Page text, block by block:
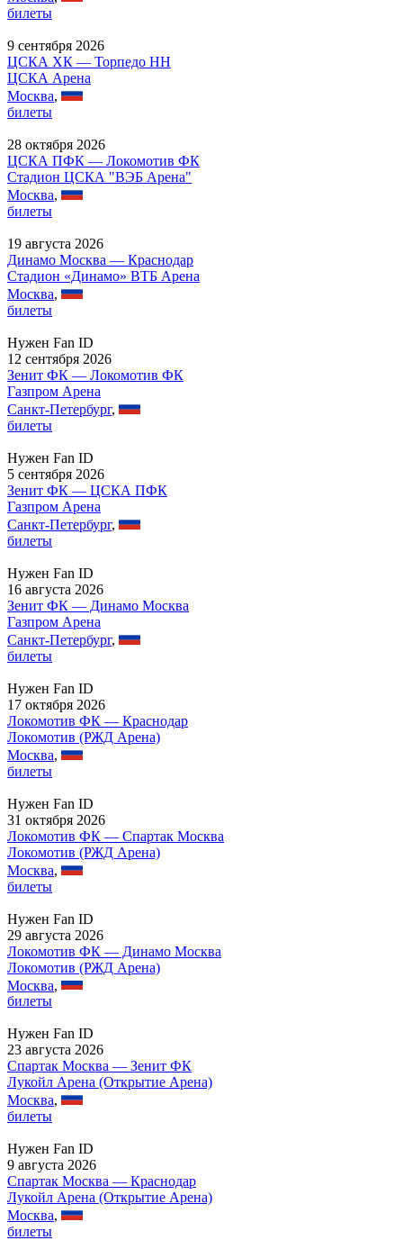
билеты
9 сентября 2026
ЦСКА ХК — Торпедо НН
ЦСКА Арена
Москва,
билеты
28 октября 2026
ЦСКА ПФК — Локомотив ФК
Стадион ЦСКА "ВЭБ Арена"
Москва,
билеты
19 августа 2026
Динамо Москва — Краснодар
Стадион «Динамо» ВТБ Арена
Москва,
билеты
Нужен Fan ID
12 сентября 2026
Зенит ФК — Локомотив ФК
Газпром Арена
Санкт-Петербург,
билеты
Нужен Fan ID
5 сентября 2026
Зенит ФК — ЦСКА ПФК
Газпром Арена
Санкт-Петербург,
билеты
Нужен Fan ID
16 августа 2026
Зенит ФК — Динамо Москва
Газпром Арена
Санкт-Петербург,
билеты
Нужен Fan ID
17 октября 2026
Локомотив ФК — Краснодар
Локомотив (РЖД Арена)
Москва,
билеты
Нужен Fan ID
31 октября 2026
Локомотив ФК — Спартак Москва
Локомотив (РЖД Арена)
Москва,
билеты
Нужен Fan ID
29 августа 2026
Локомотив ФК — Динамо Москва
Локомотив (РЖД Арена)
Москва,
билеты
Нужен Fan ID
23 августа 2026
Спартак Москва — Зенит ФК
Лукойл Арена (Открытие Арена)
Москва,
билеты
Нужен Fan ID
9 августа 2026
Спартак Москва — Краснодар
Лукойл Арена (Открытие Арена)
Москва,
билеты